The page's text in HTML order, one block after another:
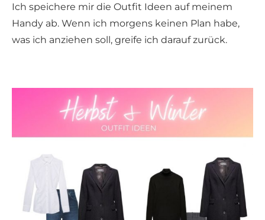
Ich speichere mir die Outfit Ideen auf meinem
Handy ab. Wenn ich morgens keinen Plan habe,
was ich anziehen soll, greife ich darauf zurück.